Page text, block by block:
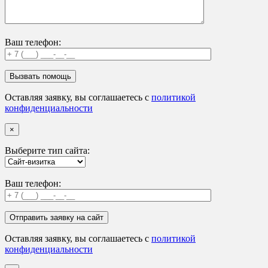
Ваш телефон:
Оставляя заявку, вы соглашаетесь с политикой
конфиденциальности
×
Выберите тип сайта:
Ваш телефон:
Оставляя заявку, вы соглашаетесь с политикой
конфиденциальности